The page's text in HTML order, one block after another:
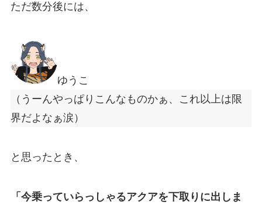
ただ数分後には、
ゆうこ
（うーんやっぱりこんなものかぁ、これ以上は限
界だよなぁ涙）
と思ったとき、
「今乗っていらっしゃるアクアを下取りに出しま